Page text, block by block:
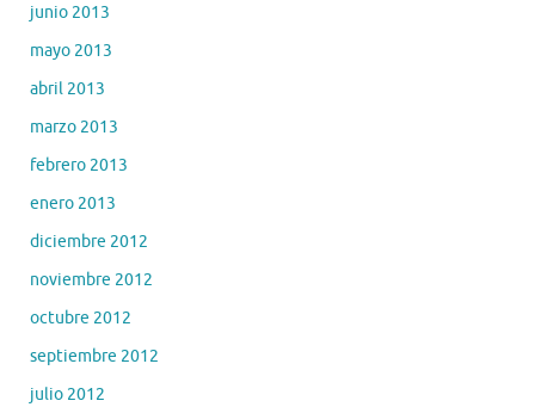
junio 2013
mayo 2013
abril 2013
marzo 2013
febrero 2013
enero 2013
diciembre 2012
noviembre 2012
octubre 2012
septiembre 2012
julio 2012